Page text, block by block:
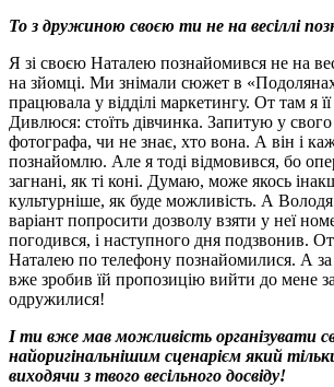
То з дружиною своєю ти не на весіллі
Я зі своєю Наталею познайомився не на
на зйомці. Ми знімали сюжет в
працювала у відділі маркетингу. От там я
Дивлюся: стоїть дівчинка. Запитую у
фотографа, чи не знає, хто вона. А він і
познайомлю. Але я тоді відмовився, бо
загнані, як ті коні. Думаю, може якось
культурніше, як буде можливість. А
варіант попросити дозволу взяти у неї
погодився, і наступного дня подзвонив.
Наталею по телефону познайомилися. А за
вже зробив їй пропозицію вийти до мене
одружилися!
І ти вже мав можливість організувати
найоригінальнішим сценарієм який
виходячи з твого весільного досвіду!